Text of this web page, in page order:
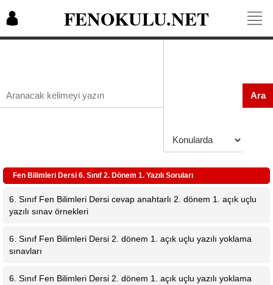
FENOKULU.NET
Ara
Fen Bilimleri Dersi 6. Sınıf 2. Dönem 1. Yazılı Soruları
6. Sınıf Fen Bilimleri Dersi cevap anahtarlı 2. dönem 1. açık uçlu
yazılı sınav örnekleri
6. Sınıf Fen Bilimleri Dersi 2. dönem 1. açık uçlu yazılı yoklama
sınavları
6. Sınıf Fen Bilimleri Dersi 2. dönem 1. açık uçlu yazılı yoklama